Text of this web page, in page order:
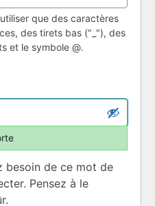
que des caractères
des tirets bas ("_"), des
et le symbole @.
besoin de ce mot de
Pensez à le